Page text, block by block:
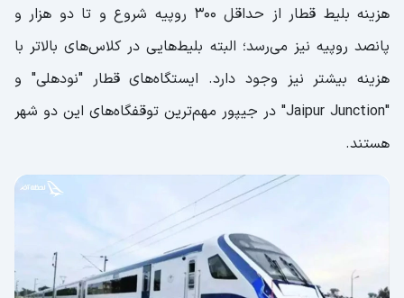
هزینه بلیط قطار از حداقل 300 روپیه شروع و تا دو هزار و
پانصد روپیه نیز می‌رسد؛ البته بلیط‌هایی در کلاس‌های بالاتر با
هزینه بیشتر نیز وجود دارد. ایستگاه‌های قطار "نودهلی" و
"Jaipur Junction" در جیپور مهم‌ترین توقفگاه‌های این دو شهر
هستند.